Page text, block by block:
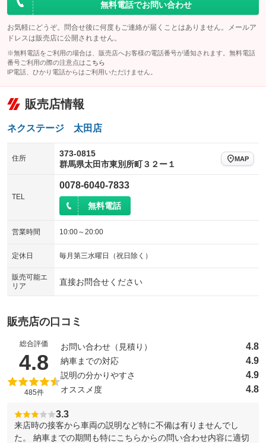
無料電話でお問い合わせ
お気軽にどうぞ。問合せ後に何度もご連絡が届くことはありません。メールア
ドレスは販売店に公開されません。
※無料電話をご利用の場合は、販売店へお客様の電話番号が通知されます。無料電話
番号ご利用の際の注意点は こちら
IP電話、ひかり電話からはご利用いただけません。
販売店情報
ネクステージ 太田店
住所
373-0815
群馬県太田市東別所町３２ー１
MAP
TEL
0078-6040-7833
無料電話
営業時間 10:00～20:00
定休日 毎月第三水曜日（祝日除く）
販売可能エ
リア
直接お問合せください
販売店の口コミ
総合評価
4.8 （5点満点中）
485件
お問い合わせ（見積り） 4.8
納車までの対応 4.9
説明の分かりやすさ 4.9
オススメ度 4.8
3.3
来店時の接客から車両の説明など特に不備は有りませんでし
た。 納車までの期間も特にこちらからの問い合わせ内容に適切